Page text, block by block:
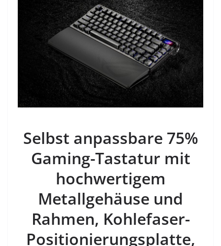
Selbst anpassbare 75%
Gaming-Tastatur mit
hochwertigem
Metallgehäuse und
Rahmen, Kohlefaser-
Positionierungsplatte,